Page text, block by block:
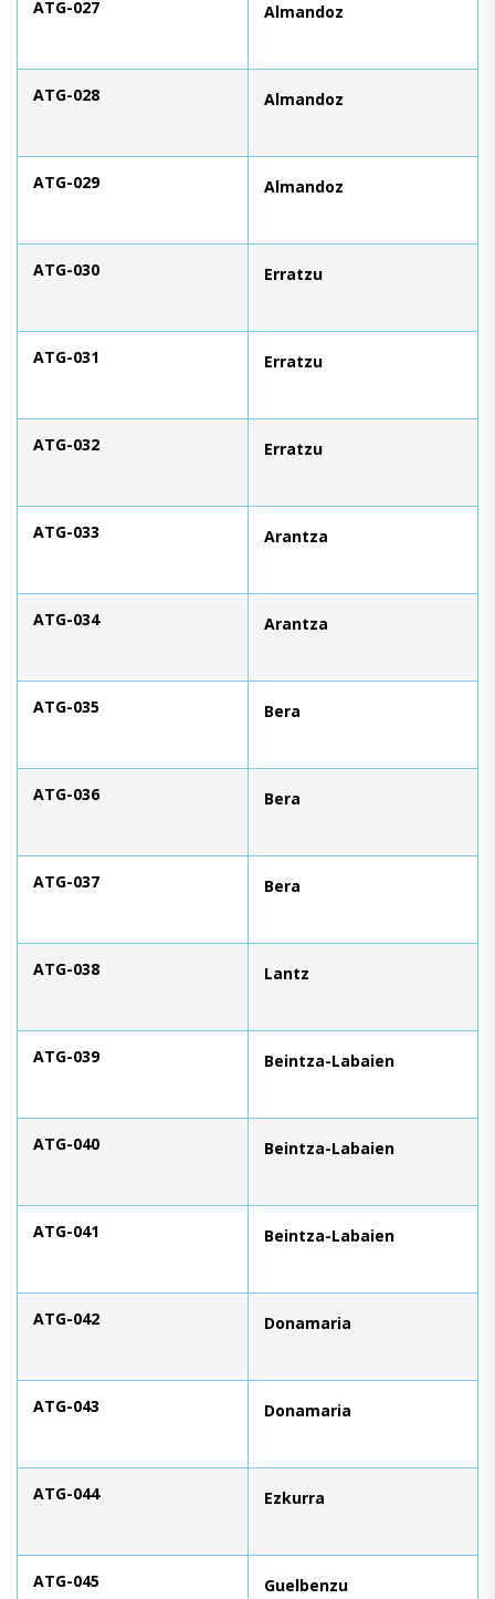
ATG-027 Almandoz
ATG-028 Almandoz
ATG-029 Almandoz
ATG-030 Erratzu
ATG-031 Erratzu
ATG-032 Erratzu
ATG-033 Arantza
ATG-034 Arantza
ATG-035 Bera
ATG-036 Bera
ATG-037 Bera
ATG-038 Lantz
ATG-039 Beintza-Labaien
ATG-040 Beintza-Labaien
ATG-041 Beintza-Labaien
ATG-042 Donamaria
ATG-043 Donamaria
ATG-044 Ezkurra
ATG-045 Guelbenzu